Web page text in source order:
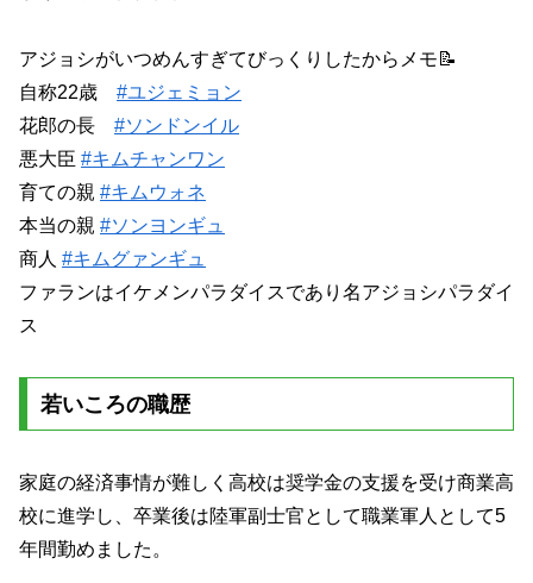
アジョシがいつめんすぎてびっくりしたからメモ📝
自称22歳 #ユジェミョン
花郎の長 #ソンドンイル
悪大臣 #キムチャンワン
育ての親 #キムウォネ
本当の親 #ソンヨンギュ
商人 #キムグァンギュ
ファランはイケメンパラダイスであり名アジョシパラダイ
ス
若いころの職歴
家庭の経済事情が難しく高校は奨学金の支援を受け商業高
校に進学し、卒業後は陸軍副士官として職業軍人として5
年間勤めました。